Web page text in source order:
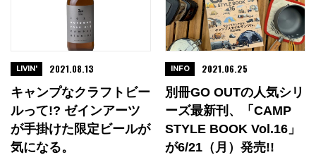
キャンプなクラフトビー
ルって!? ゼインアーツ
が手掛けた限定ビールが
気になる。
LIVIN' 2021.08.13
別冊GO OUTの人気シリ
ーズ最新刊、「CAMP
STYLE BOOK Vol.16」
が6/21（月）発売!!
INFO 2021.06.25